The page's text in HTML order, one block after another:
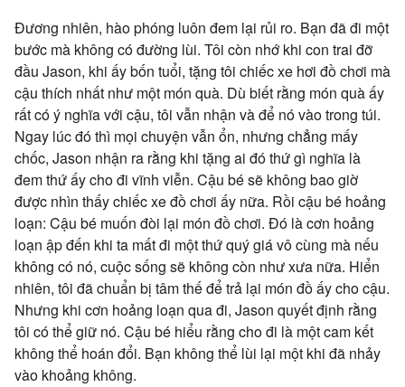
Đương nhiên, hào phóng luôn đem lại rủi ro. Bạn đã đi một
bước mà không có đường lùi. Tôi còn nhớ khi con trai đỡ
đầu Jason, khi ấy bốn tuổi, tặng tôi chiếc xe hơi đồ chơi mà
cậu thích nhất như một món quà. Dù biết rằng món quà ấy
rất có ý nghĩa với cậu, tôi vẫn nhận và để nó vào trong túi.
Ngay lúc đó thì mọi chuyện vẫn ổn, nhưng chẳng mấy
chốc, Jason nhận ra rằng khi tặng ai đó thứ gì nghĩa là
đem thứ ấy cho đi vĩnh viễn. Cậu bé sẽ không bao giờ
được nhìn thấy chiếc xe đồ chơi ấy nữa. Rồi cậu bé hoảng
loạn: Cậu bé muốn đòi lại món đồ chơi. Đó là cơn hoảng
loạn ập đến khi ta mất đi một thứ quý giá vô cùng mà nếu
không có nó, cuộc sống sẽ không còn như xưa nữa. Hiển
nhiên, tôi đã chuẩn bị tâm thế để trả lại món đồ ấy cho cậu.
Nhưng khi cơn hoảng loạn qua đi, Jason quyết định rằng
tôi có thể giữ nó. Cậu bé hiểu rằng cho đi là một cam kết
không thể hoán đổi. Bạn không thể lùi lại một khi đã nhảy
vào khoảng không.